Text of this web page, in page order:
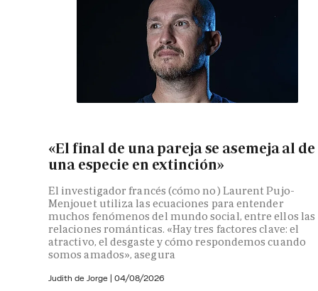
«El final de una pareja se asemeja al de
una especie en extinción»
El investigador francés (cómo no) Laurent Pujo-
Menjouet utiliza las ecuaciones para entender
muchos fenómenos del mundo social, entre ellos las
relaciones románticas. «Hay tres factores clave: el
atractivo, el desgaste y cómo respondemos cuando
somos amados», asegura
Judith de Jorge | 04/08/2026